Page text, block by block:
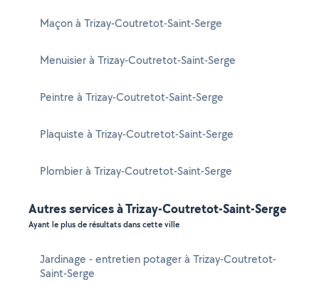
Maçon à Trizay-Coutretot-Saint-Serge
Menuisier à Trizay-Coutretot-Saint-Serge
Peintre à Trizay-Coutretot-Saint-Serge
Plaquiste à Trizay-Coutretot-Saint-Serge
Plombier à Trizay-Coutretot-Saint-Serge
Autres services à Trizay-Coutretot-Saint-Serge
Ayant le plus de résultats dans cette ville
Jardinage - entretien potager à Trizay-Coutretot-
Saint-Serge